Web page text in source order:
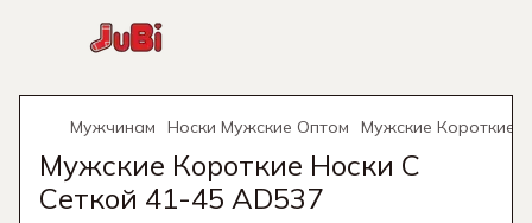
Мужчинам Носки Мужские Оптом Мужские Короткие
Мужские Короткие Носки С
Сеткой 41-45 AD537